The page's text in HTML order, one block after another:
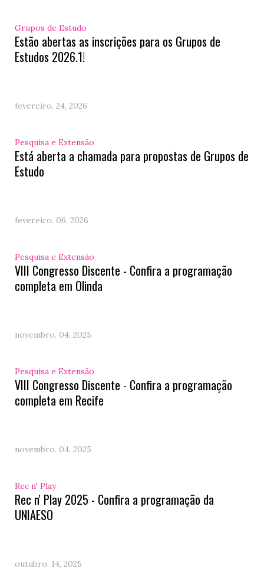
Grupos de Estudo
Estão abertas as inscrições para os Grupos de
Estudos 2026.1!
fevereiro. 24, 2026
Pesquisa e Extensão
Está aberta a chamada para propostas de Grupos de
Estudo
fevereiro. 06, 2026
Pesquisa e Extensão
VIII Congresso Discente - Confira a programação
completa em Olinda
novembro. 04, 2025
Pesquisa e Extensão
VIII Congresso Discente - Confira a programação
completa em Recife
novembro. 04, 2025
Rec n' Play
Rec n' Play 2025 - Confira a programação da
UNIAESO
outubro. 14, 2025